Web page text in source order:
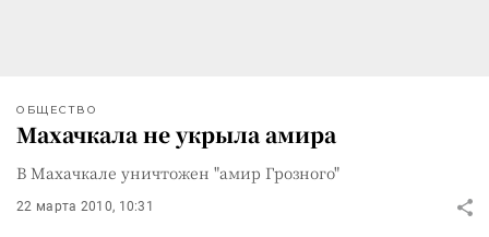
ОБЩЕСТВО
Махачкала не укрыла амира
В Махачкале уничтожен "амир Грозного"
22 марта 2010, 10:31